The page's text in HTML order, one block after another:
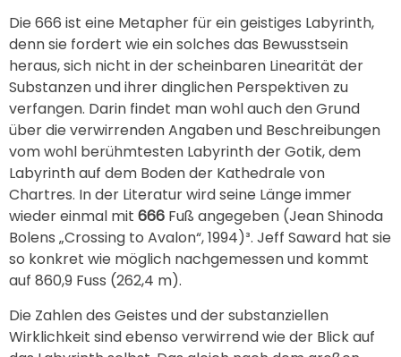
Die 666 ist eine Metapher für ein geistiges Labyrinth,
denn sie fordert wie ein solches das Bewusstsein
heraus, sich nicht in der scheinbaren Linearität der
Substanzen und ihrer dinglichen Perspektiven zu
verfangen. Darin findet man wohl auch den Grund
über die verwirrenden Angaben und Beschreibungen
vom wohl berühmtesten Labyrinth der Gotik, dem
Labyrinth auf dem Boden der Kathedrale von
Chartres. In der Literatur wird seine Länge immer
wieder einmal mit 666 Fuß angegeben (Jean Shinoda
Bolens „Crossing to Avalon“, 1994)³. Jeff Saward hat sie
so konkret wie möglich nachgemessen und kommt
auf 860,9 Fuss (262,4 m).
Die Zahlen des Geistes und der substanziellen
Wirklichkeit sind ebenso verwirrend wie der Blick auf